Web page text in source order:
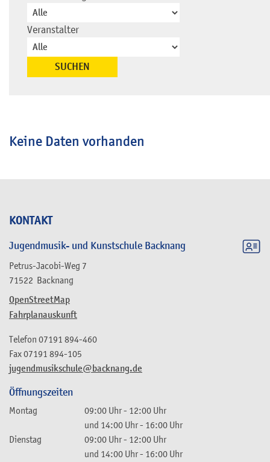
KONTAKT
Jugendmusik- und Kunstschule Backnang
Petrus-Jacobi-Weg 7
71522 Backnang
OpenStreetMap
Fahrplanauskunft
jugendmusikschule@backnang.de
Telefon 07191 894-460
Fax07191 894-105
Öffnungszeiten
Montag 09:00 Uhr- 12:00 Uhr
und 14:00 Uhr- 16:00 Uhr
Dienstag
09:00 Uhr- 12:00 Uhr
und 14:00 Uhr- 16:00 Uhr
Veranstalter
Keine Daten vorhanden